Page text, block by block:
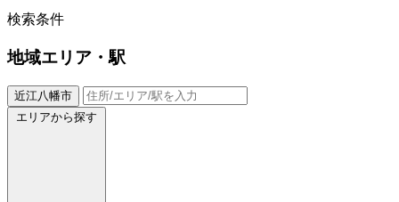
検索条件
地域エリア・駅
近江八幡市
エリアから探す